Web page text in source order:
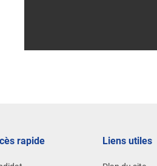
rapide Liens utiles